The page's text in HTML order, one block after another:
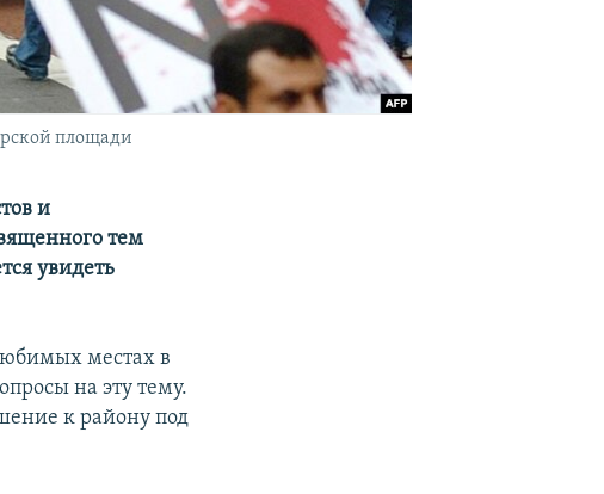
площади
и
тем
увидеть
местах в
на эту тему.
к району под